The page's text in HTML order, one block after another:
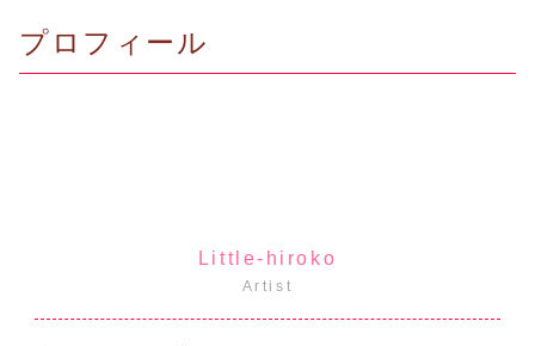
プロフィール
Little-hiroko
Artist